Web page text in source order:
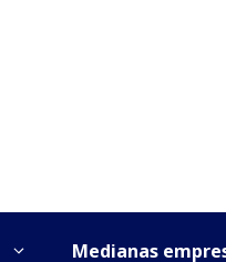
Medianas